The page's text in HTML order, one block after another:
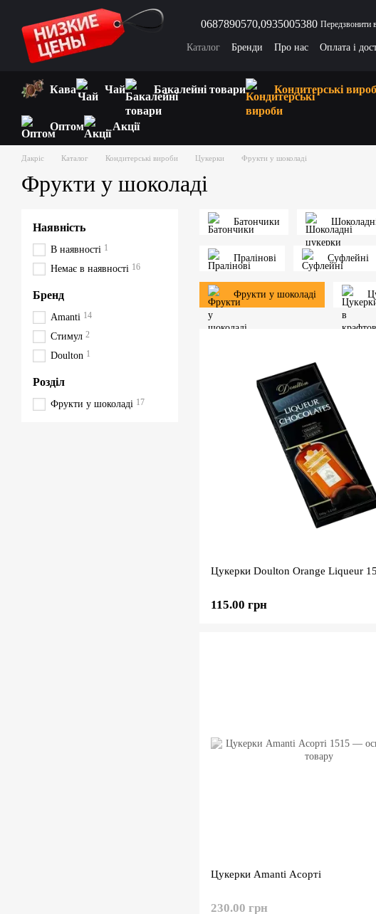
Перейти до основного контенту
0687890570,0935005380 Передзвонити
Каталог Бренди Про нас Оплата і
Кава Чай Бакалейні товари Кондитерські
Оптом Акції
Дакріс Каталог Кондитерські вироби Цукерки Фрукти у шоколаді
Фрукти у шоколаді
Батончики
Пралінові Суфлейні
Фрукти у шоколаді
Цукерки Doulton Orange Liqueur
115.00 грн
Цукерки Amanti Асорті
230.00 грн
Наявність
В наявності 1
Немає в наявності 16
Бренд
Amanti 14
Стимул 2
Doulton 1
Розділ
Фрукти у шоколаді 17